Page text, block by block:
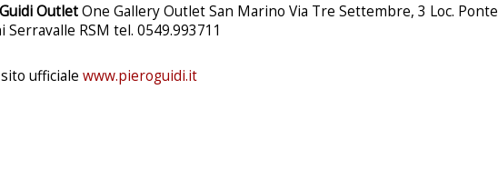
OutletOne Gallery Outlet San Marino Via Tre Settembre, 3 Loc. Ponte
Serravalle RSM tel. 0549.993711
ufficiale www.pieroguidi.it